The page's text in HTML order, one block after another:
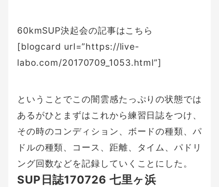
60kmSUP決起会の記事はこちら
[blogcard url=”https://live-
labo.com/20170709_1053.html”]
ということでこの闇雲感たっぷりの状態では
あるがひとまずはこれから練習日誌をつけ、
その時のコンディション、ボードの種類、パ
ドルの種類、コース、距離、タイム、パドリ
ング回数などを記録していくことにした。
SUP日誌170726 七里ヶ浜